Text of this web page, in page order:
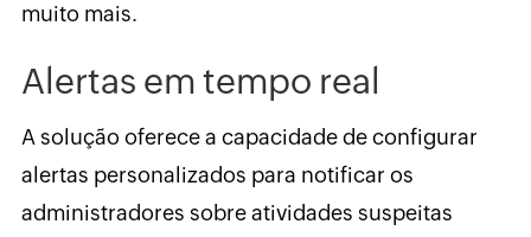
muito mais.
Alertas em tempo real
A solução oferece a capacidade de configurar
alertas personalizados para notificar os
administradores sobre atividades suspeitas